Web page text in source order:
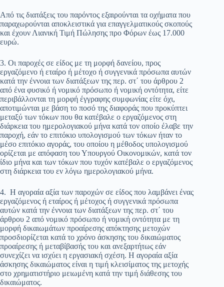
Από τις διατάξεις του παρόντος εξαιρούνται τα οχήματα που
παραχωρούνται αποκλειστικά για επαγγελματικούς σκοπούς
και έχουν Λιανική Τιμή Πώλησης προ Φόρων έως 17.000
ευρώ.
3. Οι παροχές σε είδος με τη μορφή δανείου, προς
εργαζόμενο ή εταίρο ή μέτοχο ή συγγενικά πρόσωπα αυτών
κατά την έννοια των διατάξεων της περ. στ΄ του άρθρου 2
από ένα φυσικό ή νομικό πρόσωπο ή νομική οντότητα, είτε
περιβάλλονται τη μορφή έγγραφης συμφωνίας είτε όχι,
αποτιμώνται με βάση το ποσό της διαφοράς που προκύπτει
μεταξύ των τόκων που θα κατέβαλε ο εργαζόμενος στη
διάρκεια του ημερολογιακού μήνα κατά τον οποίο έλαβε την
παροχή, εάν το επιτόκιο υπολογισμού των τόκων ήταν το
μέσο επιτόκιο αγοράς, του οποίου η μέθοδος υπολογισμού
ορίζεται με απόφαση του Υπουργού Οικονομικών, κατά τον
ίδιο μήνα και των τόκων που τυχόν κατέβαλε ο εργαζόμενος
στη διάρκεια του εν λόγω ημερολογιακού μήνα.
4. Η αγοραία αξία των παροχών σε είδος που λαμβάνει ένας
εργαζόμενος ή εταίρος ή μέτοχος ή συγγενικά πρόσωπα
αυτών κατά την έννοια των διατάξεων της περ. στ΄ του
άρθρου 2 από νομικό πρόσωπο ή νομική οντότητα με τη
μορφή δικαιωμάτων προαίρεσης απόκτησης μετοχών
προσδιορίζεται κατά το χρόνο άσκησης του δικαιώματος
προαίρεσης ή μεταβίβασής του και ανεξαρτήτως εάν
συνεχίζει να ισχύει η εργασιακή σχέση. Η αγοραία αξία
άσκησης δικαιώματος είναι η τιμή κλεισίματος της μετοχής
στο χρηματιστήριο μειωμένη κατά την τιμή διάθεσης του
δικαιώματος.